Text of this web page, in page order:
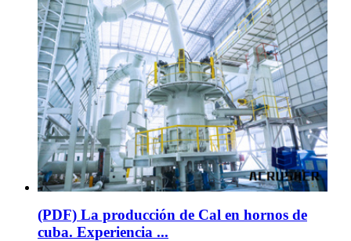
(PDF) La producción de Cal en hornos de
cuba. Experiencia ...